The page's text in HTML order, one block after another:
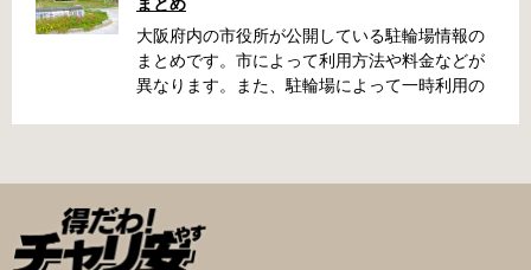
ん。そんな時に役立つ情報をまとめました。事
前に確認しておきましょう。 守口市で撤去され
た場合 放置自転車大日保管所 住所 守口市大日
町4丁目281の3番地 電話 06-6902-2340（業務
還料 2,500円 自転車の鍵 身分証明証 守口市HP
はこちら 堺市で撤去された場合 三国ヶ丘自転車
保管返還所 住所 堺区向陵東町1丁12-15 電話 三
国ヶ丘自転車保管返還所 最寄駅 南海高野線百舌
大阪府内の市役所が公開している駐輪場情報の
まとめです。市によって利用方法や料金などが
異なります。また、駐輪場によって一時利用の
自転車駐輪場 利用方法 利用登録申請書の提出
利用登録申請書を窓口に提出ではなく、Web上
での利用登録になります。 利用料金 登録手数料
不要です。 定期利用料金 西三荘駅駐輪センター